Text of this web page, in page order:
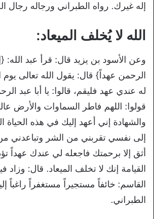
إله غيرك‏.‏ رواه الطبراني ورجاله رجال
الله لا يُخلف الميعاد:
وعن الأسود بن يزيد قال‏:‏ قرأ عبد الله‏:‏
الرحمن عهداً‏}‏ قال‏:‏ يقول الله تعالى يوم
له عندي عهد فليقم، قالوا‏:‏ يا أبا عبد
قولوا‏:‏ اللهم فاطر السماوات والأرض
والشهادة إني أعهد إليك في هذه الحياة
إلى نفسي تقربني من الشر وتباعدني
أثق إلا برحمتك فاجعله لي عندك عهداً
القيامة إنك لا تخلف الميعاد‏.‏ قال‏:‏ وزاد
القاسم‏:‏ خائفاً مستجيراً مستغفراً راغباً
الطبراني.